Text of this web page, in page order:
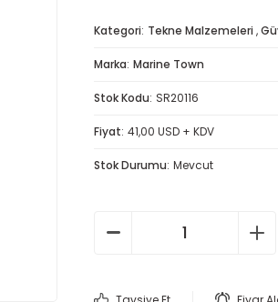
Kategori Tekne Malzemeleri ,
Marka Marine Town
Stok Kodu SR20116
Fiyat 41,00 USD + KDV
Stok Durumu Mevcut